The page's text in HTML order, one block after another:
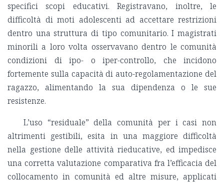
specifici scopi educativi. Registravano, inoltre, le
difficoltà di moti adolescenti ad accettare restrizioni
dentro una struttura di tipo comunitario. I magistrati
minorili a loro volta osservavano dentro le comunità
condizioni di ipo- o iper-controllo, che incidono
fortemente sulla capacità di auto-regolamentazione del
ragazzo, alimentando la sua dipendenza o le sue
resistenze.
L’uso “residuale” della comunità per i casi non
altrimenti gestibili, esita in una maggiore difficoltà
nella gestione delle attività rieducative, ed impedisce
una corretta valutazione comparativa fra l’efficacia del
collocamento in comunità ed altre misure, applicati